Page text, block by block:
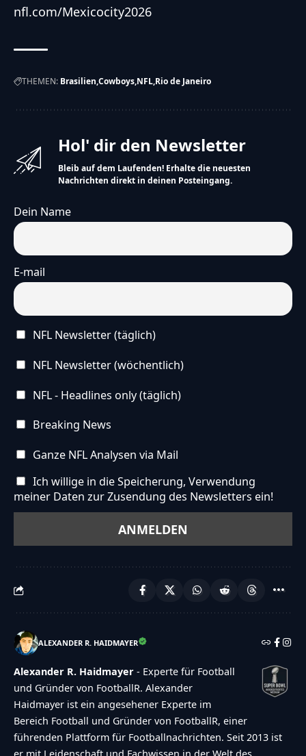
nfl.com/Mexicocity2026
THEMEN: Brasilien Cowboys NFL Rio de Janeiro
Hol' dir den Newsletter
Bleib auf dem Laufenden! Erhalte die neuesten
Nachrichten direkt in deinen Posteingang.
Dein Name
E-mail
NFL Newsletter (täglich)
NFL Newsletter (wöchentlich)
NFL - Headlines only (täglich)
Breaking News
Ganze NFL Analysen via Mail
Ich willige in die Speicherung, Verwendung
meiner Daten zur Zusendung des Newsletters ein!
ALEXANDER R. HAIDMAYER
Alexander R. Haidmayer - Experte für Football
und Gründer von FootballR. Alexander
Haidmayer ist ein angesehener Experte im
Bereich Football und Gründer von FootballR, einer
führenden Plattform für Footballnachrichten. Seit 2013 ist